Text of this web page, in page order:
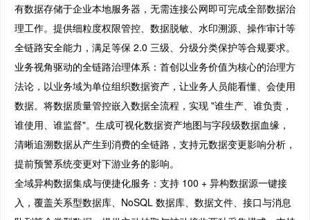
有数据存储于企业本地服务器，无需连接公网即可完成全部数据治
理工作。提供细粒度权限管控、数据脱敏、水印溯源、操作审计等
全链路安全能力，满足等保 2.0 三级、分级分类保护等合规要求。
业务视角驱动的全链路治理体系：首创以业务价值为核心的治理方
法论，以业务域为单位组织数据资产，让业务人员能看懂、会使用
数据。将数据质量管控嵌入数据全流程，实现 "谁生产、谁负责，
谁使用、谁监督"。生成可视化数据资产地图与字段级数据血缘，
清晰追溯数据从产生到消费的全链路，支持元数据变更影响分析，
提前预警系统变更对下游业务的影响。
全域异构数据集成与便捷化服务：支持 100 + 异构数据源一键接
入，覆盖关系型数据库、NoSQL 数据库、数据文件、接口与消息